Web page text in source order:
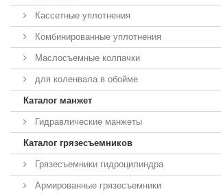
Кассетные уплотнения
Комбинированные уплотнения
Маслосъемные колпачки
для коленвала в обойме
Каталог манжет
Гидравлические манжеты
Каталог грязесъемников
Грязесъемники гидроцилиндра
Армированные грязесъемники